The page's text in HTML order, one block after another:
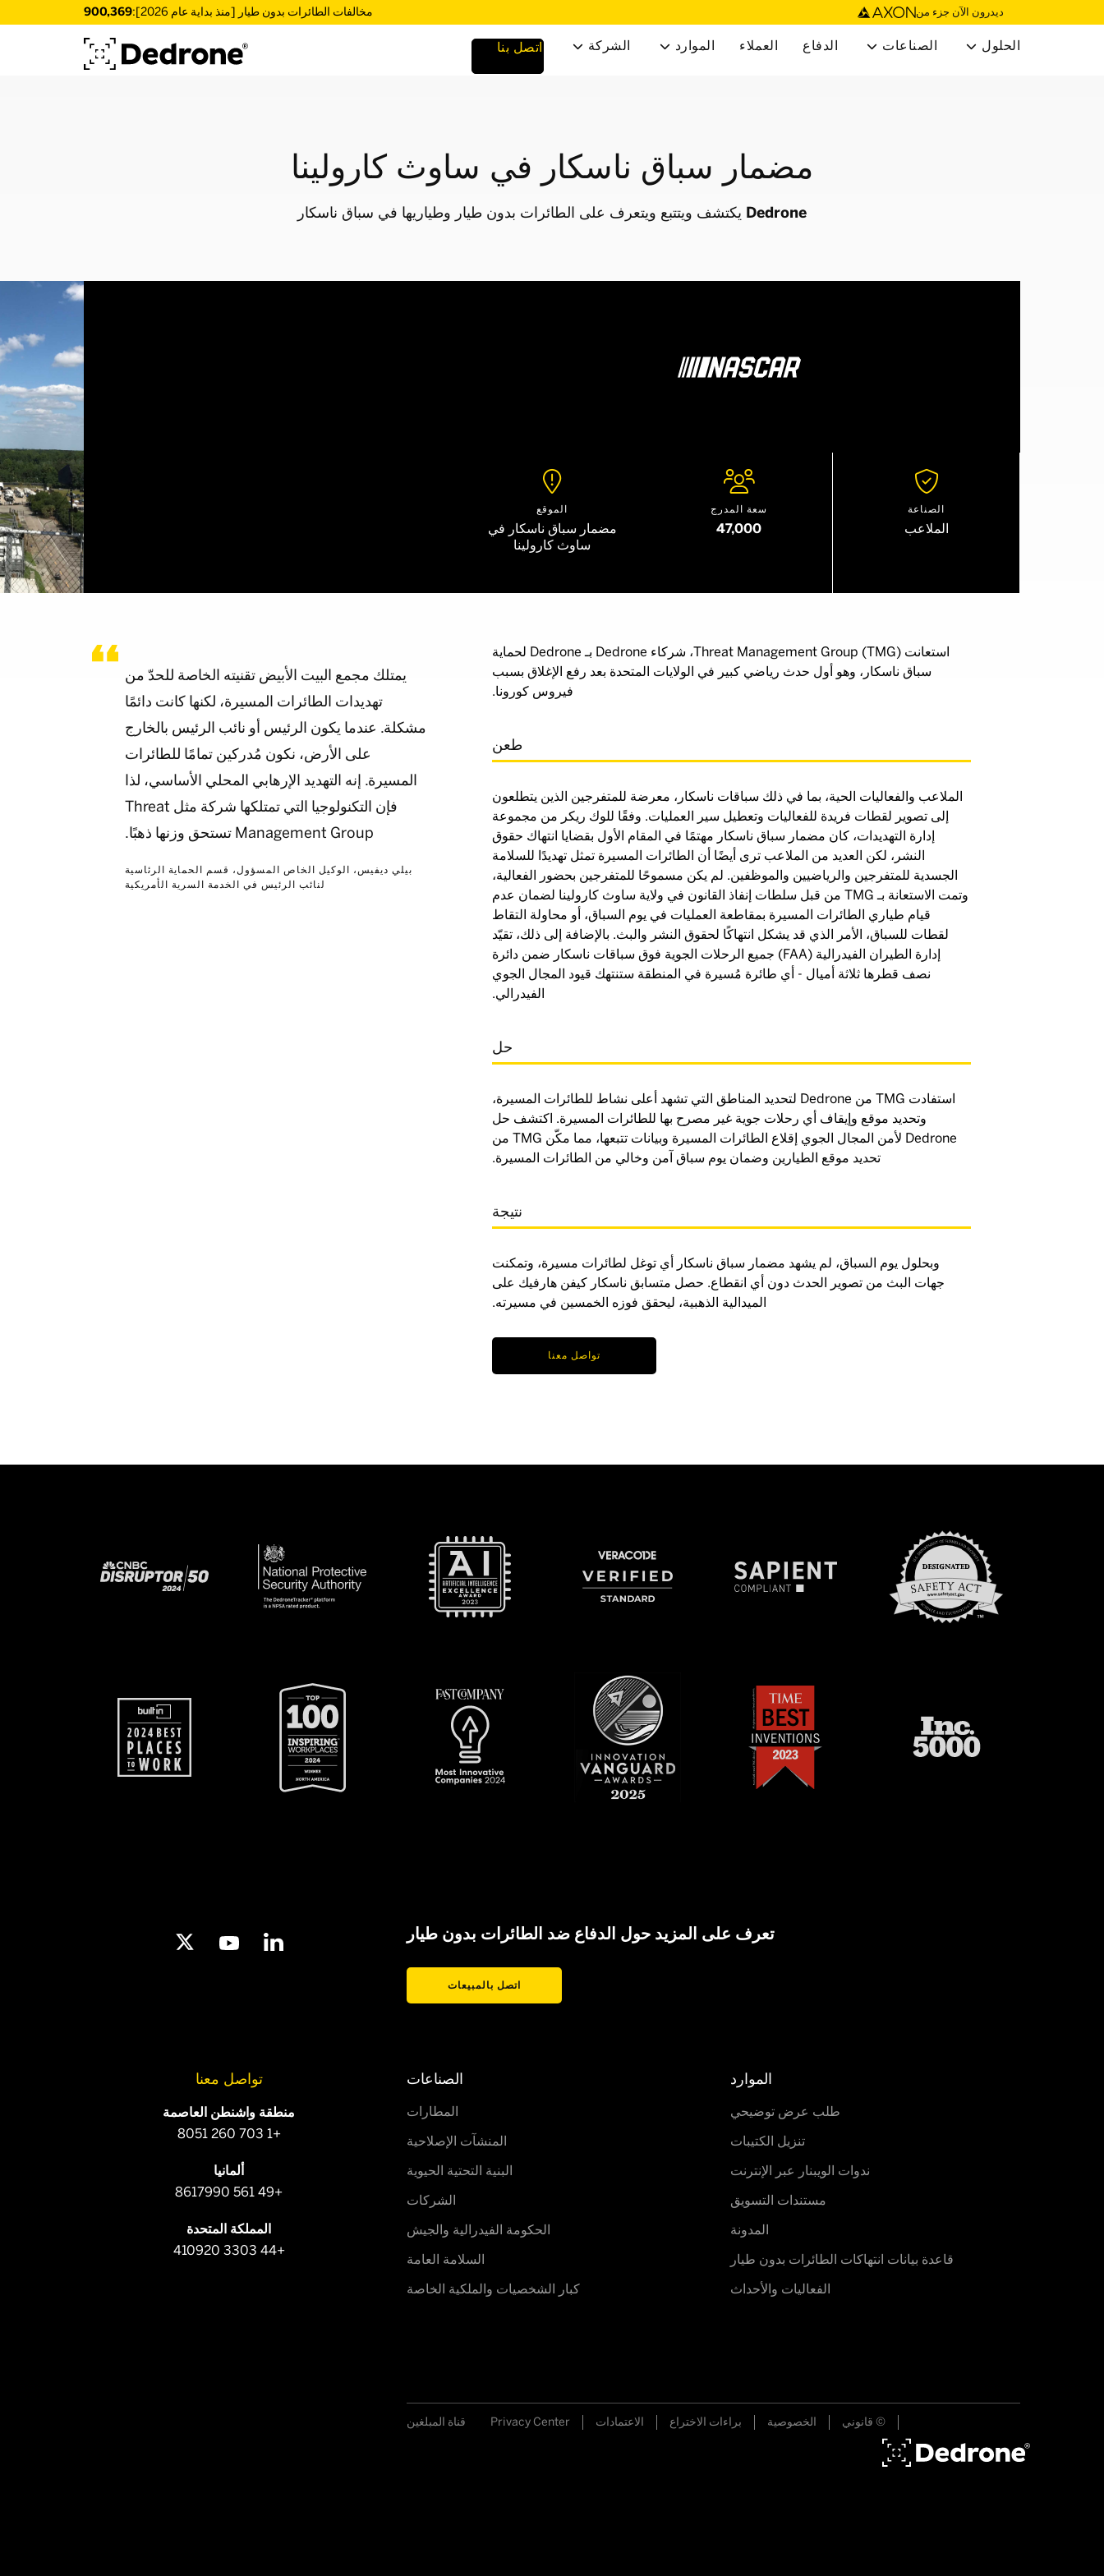
ديدرون الآن جزء من مخالفات الطائرات بدون طيار [منذ بداية عام 2026]: 900,369
الحلول  الصناعات  الدفاع العملاء الموارد  الشركة  اتصل بنا
مضمار سباق ناسكار في ساوث كارولينا
Dedrone يكتشف ويتتبع ويتعرف على الطائرات بدون طيار وطياريها في سباق ناسكار

الصناعة
الملاعب

سعة المدرج
47,000

الموقع
مضمار سباق ناسكار في
ساوث كارولينا
استعانت Threat Management Group (TMG)، شركاء Dedrone بـ Dedrone لحماية
سباق ناسكار، وهو أول حدث رياضي كبير في الولايات المتحدة بعد رفع الإغلاق بسبب
فيروس كورونا.
طعن
الملاعب والفعاليات الحية، بما في ذلك سباقات ناسكار، معرضة للمتفرجين الذين يتطلعون
إلى تصوير لقطات فريدة للفعاليات وتعطيل سير العمليات. وفقًا للوك ريكر من مجموعة
إدارة التهديدات، كان مضمار سباق ناسكار مهتمًا في المقام الأول بقضايا انتهاك حقوق
النشر، لكن العديد من الملاعب ترى أيضًا أن الطائرات المسيرة تمثل تهديدًا للسلامة
الجسدية للمتفرجين والرياضيين والموظفين. لم يكن مسموحًا للمتفرجين بحضور الفعالية،
وتمت الاستعانة بـ TMG من قبل سلطات إنفاذ القانون في ولاية ساوث كارولينا لضمان عدم
قيام طياري الطائرات المسيرة بمقاطعة العمليات في يوم السباق، أو محاولة التقاط
لقطات للسباق، الأمر الذي قد يشكل انتهاكًا لحقوق النشر والبث. بالإضافة إلى ذلك، تقيّد
إدارة الطيران الفيدرالية (FAA) جميع الرحلات الجوية فوق سباقات ناسكار ضمن دائرة
نصف قطرها ثلاثة أميال - أي طائرة مُسيرة في المنطقة ستنتهك قيود المجال الجوي
الفيدرالي.
حل
استفادت TMG من Dedrone لتحديد المناطق التي تشهد أعلى نشاط للطائرات المسيرة،
وتحديد موقع وإيقاف أي رحلات جوية غير مصرح بها للطائرات المسيرة. اكتشف حل
Dedrone لأمن المجال الجوي إقلاع الطائرات المسيرة وبيانات تتبعها، مما مكّن TMG من
تحديد موقع الطيارين وضمان يوم سباق آمن وخالي من الطائرات المسيرة.
نتيجة
وبحلول يوم السباق، لم يشهد مضمار سباق ناسكار أي توغل لطائرات مسيرة، وتمكنت
جهات البث من تصوير الحدث دون أي انقطاع. حصل متسابق ناسكار كيفن هارفيك على
الميدالية الذهبية، ليحقق فوزه الخمسين في مسيرته.
تواصل معنا
يمتلك مجمع البيت الأبيض تقنيته الخاصة للحدّ من
تهديدات الطائرات المسيرة، لكنها كانت دائمًا
مشكلة. عندما يكون الرئيس أو نائب الرئيس بالخارج
على الأرض، نكون مُدركين تمامًا للطائرات
المسيرة. إنه التهديد الإرهابي المحلي الأساسي، لذا
فإن التكنولوجيا التي تمتلكها شركة مثل Threat
Management Group تستحق وزنها ذهبًا.
بيلي ديفيس، الوكيل الخاص المسؤول، قسم الحماية الرئاسية
لنائب الرئيس في الخدمة السرية الأمريكية
تعرف على المزيد حول الدفاع ضد الطائرات بدون طيار
اتصل بالمبيعات
الموارد
طلب عرض توضيحي
تنزيل الكتيبات
ندوات الويبنار عبر الإنترنت
مستندات التسويق
المدونة
قاعدة بيانات انتهاكات الطائرات بدون طيار
الفعاليات والأحداث
الصناعات
المطارات
المنشآت الإصلاحية
البنية التحتية الحيوية
الشركات
الحكومة الفيدرالية والجيش
السلامة العامة
كبار الشخصيات والملكية الخاصة
تواصل معنا
منطقة واشنطن العاصمة
+1 703 260 8051
ألمانيا
+49 561 8617990
المملكة المتحدة
+44 3303 410920
© قانوني الخصوصية براءات الاختراع الاعتمادات Privacy Center قناة المبلغين